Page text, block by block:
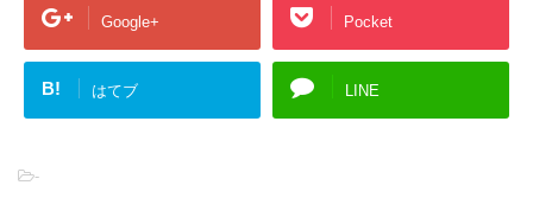
Google+ Pocket
B! はてブ LINE
-